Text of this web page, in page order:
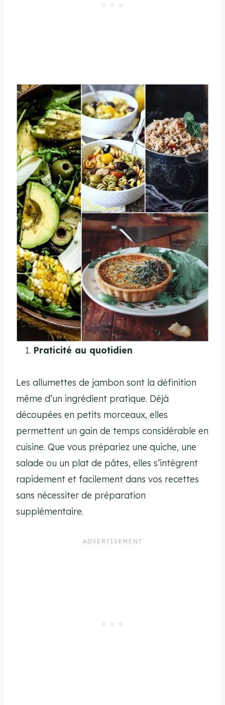
Praticité au quotidien
Les allumettes de jambon sont la définition
même d’un ingrédient pratique. Déjà
découpées en petits morceaux, elles
permettent un gain de temps considérable en
cuisine. Que vous prépariez une quiche, une
salade ou un plat de pâtes, elles s’intègrent
rapidement et facilement dans vos recettes
sans nécessiter de préparation
supplémentaire.